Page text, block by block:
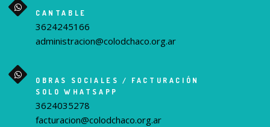
CANTABLE
3624245166
administracion@colodchaco.org.ar
OBRAS SOCIALES / FACTURACIÓN
SOLO WHATSAPP
3624035278
facturacion@colodchaco.org.ar